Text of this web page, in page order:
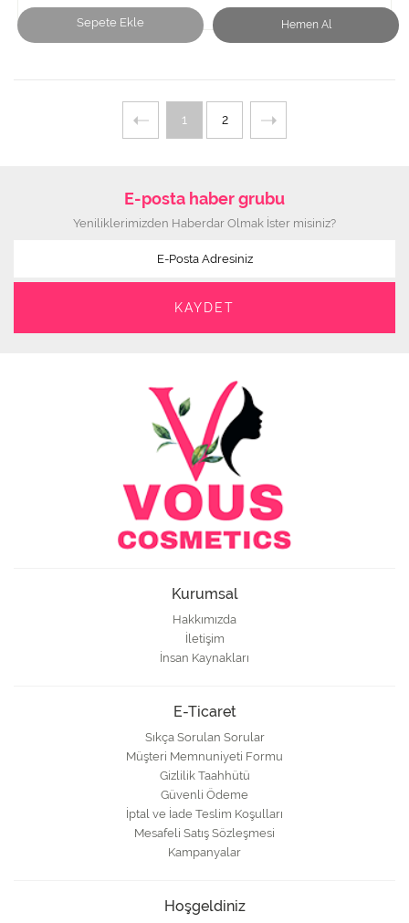
Sepete Ekle Hemen Al
1 2
E-posta haber grubu
Yeniliklerimizden Haberdar Olmak İster misiniz?
Kurumsal
Hakkımızda
İletişim
İnsan Kaynakları
E-Ticaret
Sıkça Sorulan Sorular
Müşteri Memnuniyeti Formu
Gizlilik Taahhütü
Güvenli Ödeme
İptal ve İade Teslim Koşulları
Mesafeli Satış Sözleşmesi
Kampanyalar
Hoşgeldiniz